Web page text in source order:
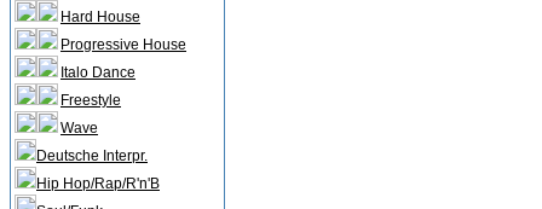
Hard House
Progressive House
Italo Dance
Freestyle
Wave
Deutsche Interpr.
Hip Hop/Rap/R'n'B